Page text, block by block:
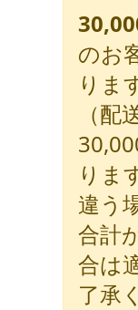
のお
りま
（
りま
違う
合計
合は
了承